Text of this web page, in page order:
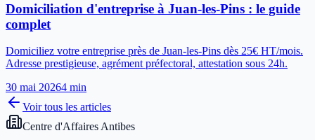
Domiciliation d'entreprise à Juan-les-Pins : le guide
complet
Domiciliez votre entreprise près de Juan-les-Pins dès 25€ HT/mois.
Adresse prestigieuse, agrément préfectoral, attestation sous 24h.
30 mai 20264 min
Voir tous les articles
Centre d'Affaires Antibes